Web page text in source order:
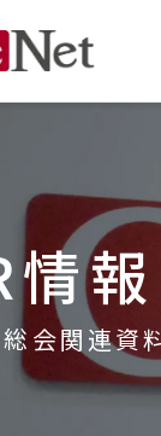
情報
会関連資